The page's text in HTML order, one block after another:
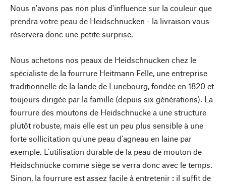
Nous n'avons pas non plus d'influence sur la couleur que
prendra votre peau de Heidschnucken - la livraison vous
réservera donc une petite surprise.
Nous achetons nos peaux de Heidschnucken chez le
spécialiste de la fourrure Heitmann Felle, une entreprise
traditionnelle de la lande de Lunebourg, fondée en 1820 et
toujours dirigée par la famille (depuis six générations). La
fourrure des moutons de Heidschnucke a une structure
plutôt robuste, mais elle est un peu plus sensible à une
forte sollicitation qu'une peau d'agneau en laine par
exemple. L'utilisation durable de la peau de mouton de
Heidschnucke comme siège se verra donc avec le temps.
Sinon, la fourrure est assez facile à entretenir : il suffit de